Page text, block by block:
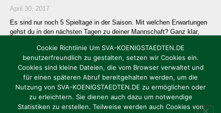
April 30, 2017
Es sind nur noch 5 Spieltage in der Saison. Mit welchen Erwartungen
gehst du in den nächsten Tagen zu deiner Mannschaft? Ganz klar,
Weiterlesen »
1 2 3 4 5
Cookie Richtlinie Um SVA-KOENIGSTAEDTEN.DE
benutzerfreundlich zu gestalten, setzen wir Cookies ein.
Cookies sind kleine Dateien, die vom Browser verwaltet und
für einen späteren Abruf bereitgehalten werden, um die
Nutzung von SVA-KOENIGSTAEDTEN.DE zu ermöglichen oder
zu erleichtern. Sie dienen auch dazu um notwendige
Statistiken zu erstellen. Teilweise werden auch Cookies von